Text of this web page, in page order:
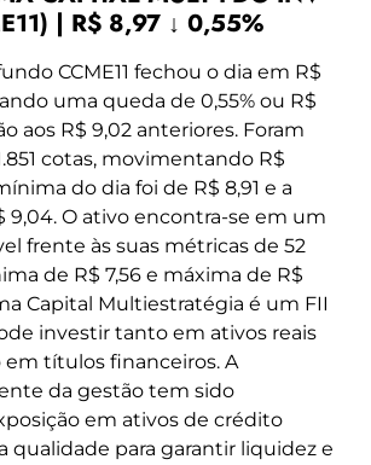
| R$ 8,97 ↓ 0,55%
CCME11 fechou o dia em R$
uma queda de 0,55% ou R$
aos R$ 9,02 anteriores. Foram
cotas, movimentando R$
do dia foi de R$ 8,91 e a
9,04. O ativo encontra-se em um
frente às suas métricas de 52
de R$ 7,56 e máxima de R$
Capital Multiestratégia é um FII
investir tanto em ativos reais
títulos financeiros. A
da gestão tem sido
em ativos de crédito
qualidade para garantir liquidez e